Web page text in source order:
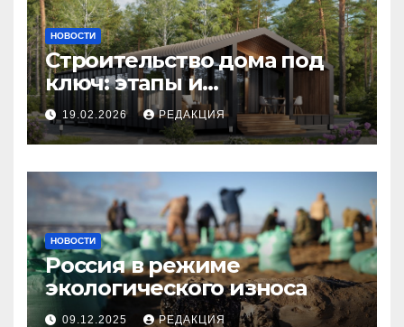
НОВОСТИ
Строительство дома под
ключ: этапы и
планирование бюджета
19.02.2026 РЕДАКЦИЯ
НОВОСТИ
Россия в режиме
экологического износа
09.12.2025 РЕДАКЦИЯ